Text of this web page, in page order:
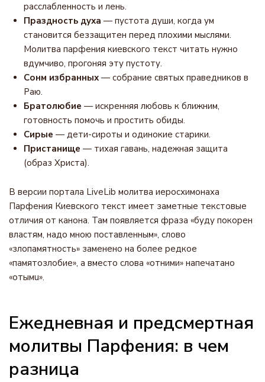
расслабленность и лень.
Праздность духа — пустота души, когда ум
становится беззащитен перед плохими мыслями.
Молитва парфения киевского текст читать нужно
вдумчиво, прогоняя эту пустоту.
Сонм избранных — собрание святых праведников в
Раю.
Братолюбие — искренняя любовь к ближним,
готовность помочь и простить обиды.
Сирые — дети-сироты и одинокие старики.
Пристанище — тихая гавань, надежная защита
(образ Христа).
В версии портала LiveLib молитва иеросхимонаха
Парфения Киевского текст имеет заметные текстовые
отличия от канона. Там появляется фраза «буду покорен
властям, надо мною поставленным», слово
«злопамятность» заменено на более редкое
«памятозлобие», а вместо слова «отними» напечатано
«отымu».
Ежедневная и предсмертная
молитвы Парфения: в чем
разница